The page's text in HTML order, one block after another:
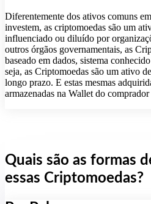
Diferentemente dos ativos comuns
investem, as criptomoedas são um
influenciado ou diluído por
outros órgãos governamentais, as
baseado em dados, sistema
seja, as Criptomoedas são um ativo
longo prazo. E estas mesmas
armazenadas na Wallet do comprador
Quais são as formas
essas Criptomoedas?